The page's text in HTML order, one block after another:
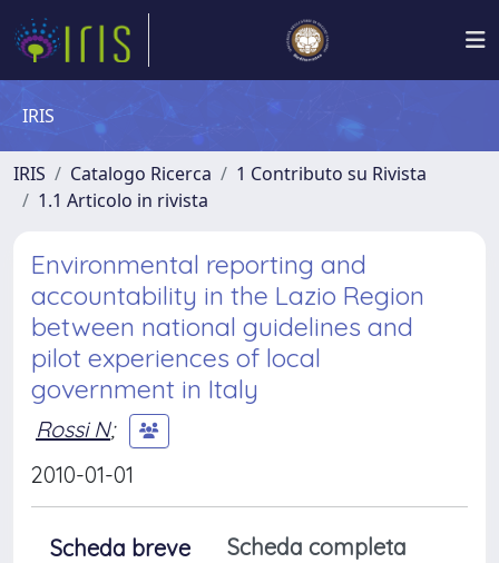
IRIS
IRIS Catalogo Ricerca
1 Contributo su Rivista
1.1 Articolo in rivista
Environmental reporting and
accountability in the Lazio Region
between national guidelines and
pilot experiences of local
government in Italy
Rossi N;
2010-01-01
Scheda breve
Scheda completa